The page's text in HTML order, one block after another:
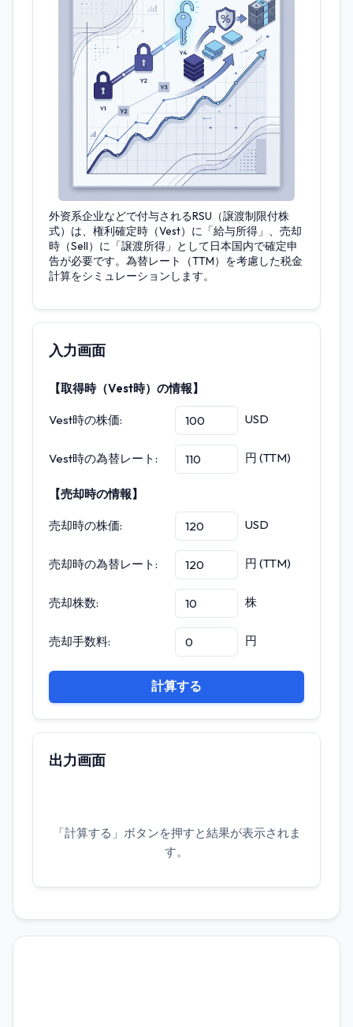
外资系企业などで付与されるRSU（譲渡制限付株
式）は、権利確定時（Vest）に「給与所得」、売却
時（Sell）に「譲渡所得」として日本国内で確定申
告が必要です。為替レート（TTM）を考慮した税金
計算をシミュレーションします。
入力画面
【取得時（Vest時）の情報】
Vest時の株価: USD
Vest時の為替レート: 円 (TTM)
【売却時の情報】
売却時の株価: USD
売却時の為替レート: 円 (TTM)
売却株数: 株
売却手数料: 円
出力画面
「計算する」ボタンを押すと結果が表示されま
す。